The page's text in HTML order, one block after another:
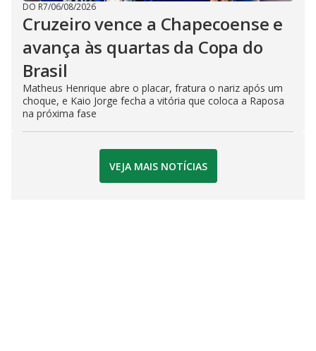
DO R7/06/08/2026
Cruzeiro vence a Chapecoense e
avança às quartas da Copa do
Brasil
Matheus Henrique abre o placar, fratura o nariz após um
choque, e Kaio Jorge fecha a vitória que coloca a Raposa
na próxima fase
VEJA MAIS NOTÍCIAS